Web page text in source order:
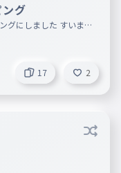
グ
グにしました すいませ
ます次からは修正いたし
メントをよろしくお願
17 2